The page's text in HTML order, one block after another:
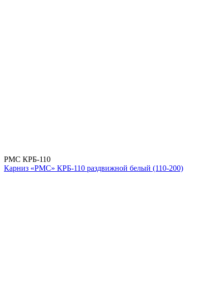
РМС КРБ-110
Карниз «РМС» КРБ-110 раздвижной белый (110-200)